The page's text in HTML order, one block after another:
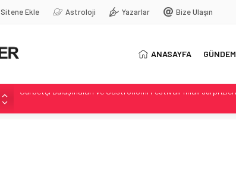
Sitene Ekle Astroloji Yazarlar Bize Ulaşın
ANASAYFA GÜNDEM
286 Sıra Çocuk Koruma Teklifi Mecliste Kabul Edildi
Belediyelerde Aydınlatma Giderlerinde Yeni Kesinti Oranları